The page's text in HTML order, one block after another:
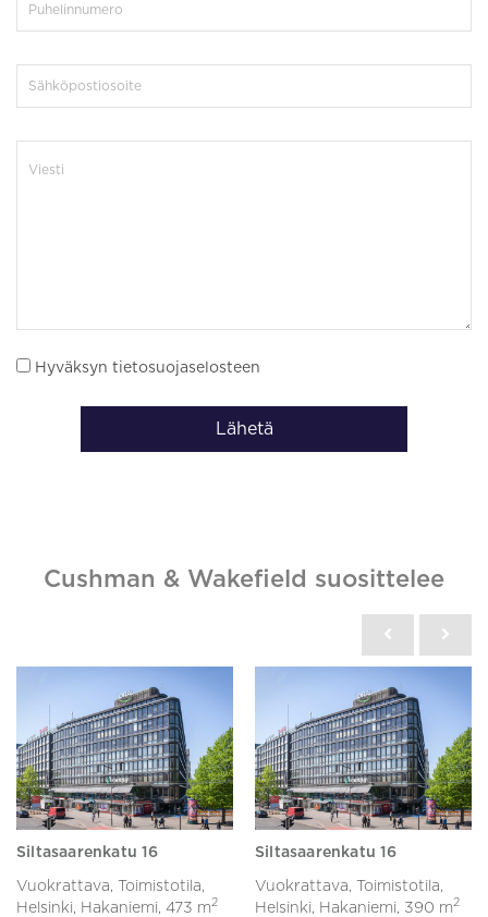
Hyväksyn tietosuojaselosteen
Lähetä
Cushman & Wakefield suosittelee
Siltasaarenkatu 16
Vuokrattava, Toimistotila,
Helsinki, Hakaniemi, 473 m2
Siltasaarenkatu 16
Vuokrattava, Toimistotila,
Helsinki, Hakaniemi, 390 m2